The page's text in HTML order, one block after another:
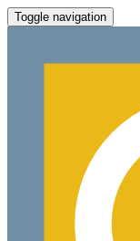
Toggle navigation